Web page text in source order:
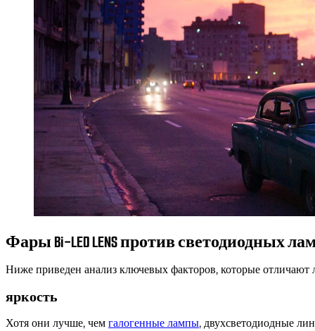
Фары Bi-LED LENS против светодиодных
Ниже приведен анализ ключевых факторов, которые
яркость
Хотя они лучше, чем галогенные лампы, двухсветодиодные